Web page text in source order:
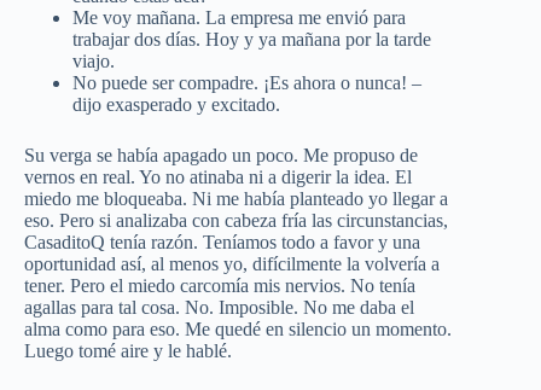
Me voy mañana. La empresa me envió para
trabajar dos días. Hoy y ya mañana por la tarde
viajo.
No puede ser compadre. ¡Es ahora o nunca! –
dijo exasperado y excitado.
Su verga se había apagado un poco. Me propuso de
vernos en real. Yo no atinaba ni a digerir la idea. El
miedo me bloqueaba. Ni me había planteado yo llegar a
eso. Pero si analizaba con cabeza fría las circunstancias,
CasaditoQ tenía razón. Teníamos todo a favor y una
oportunidad así, al menos yo, difícilmente la volvería a
tener. Pero el miedo carcomía mis nervios. No tenía
agallas para tal cosa. No. Imposible. No me daba el
alma como para eso. Me quedé en silencio un momento.
Luego tomé aire y le hablé.